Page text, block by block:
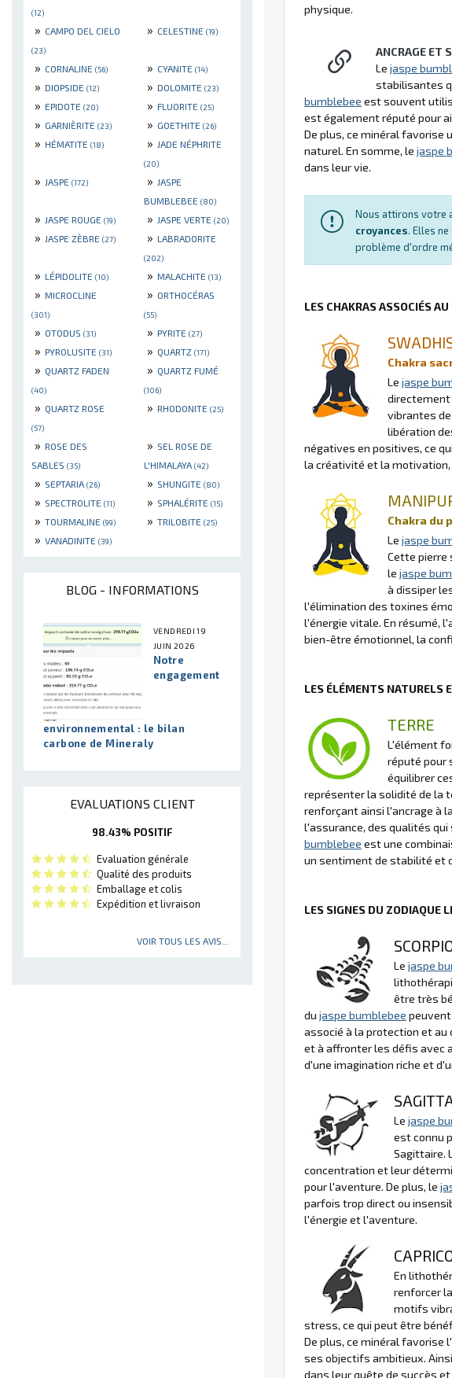
(12)
» CAMPO DEL CIELO
(23)
» CELESTINE (19)
» CORNALINE (56) » CYANITE (14)
» DIOPSIDE (12) » DOLOMITE (23)
» EPIDOTE (20) » FLUORITE (25)
» GARNIÈRITE (23) » GOETHITE (26)
» HÉMATITE (18) » JADE NÉPHRITE
(20)
» JASPE (172) » JASPE
BUMBLEBEE (80)
» JASPE ROUGE (19) » JASPE VERTE (20)
» JASPE ZÈBRE (27) » LABRADORITE
(202)
» LÉPIDOLITE (10) » MALACHITE (13)
» MICROCLINE
(301)
» ORTHOCÉRAS
(55)
» OTODUS (31) » PYRITE (27)
» PYROLUSITE (31) » QUARTZ (171)
» QUARTZ FADEN
(40)
» QUARTZ FUMÉ
(106)
» QUARTZ ROSE
(57)
» RHODONITE (25)
» ROSE DES
SABLES (35)
» SEL ROSE DE
L'HIMALAYA (42)
» SEPTARIA (26) » SHUNGITE (80)
» SPECTROLITE (11) » SPHALÉRITE (15)
» TOURMALINE (99) » TRILOBITE (25)
» VANADINITE (39)
BLOG - INFORMATIONS
VENDREDI 19
JUIN 2026
Notre
engagement
environnemental : le bilan
carbone de Mineraly
EVALUATIONS CLIENT
98.43% POSITIF
Evaluation générale
Qualité des produits
Emballage et colis
Expédition et livraison
VOIR TOUS LES AVIS...
physique.
ANCRAGE ET
Le jaspe
stabilisantes
bumblebee est souvent
est également réputé pour
De plus, ce minéral favorise
naturel. En somme, le jaspe
dans leur vie.
Nous attirons votre
croyances. Elles
problème d'ordre
LES CHAKRAS ASSOCIÉS
Chakra
Le jaspe
directement
vibrantes de
libération
négatives en positives, ce
la créativité et la motivation,
Chakra du
Le jaspe
Cette pierre
le jaspe
à dissiper
l'élimination des toxines
l'énergie vitale. En résumé,
bien-être émotionnel, la
LES ÉLÉMENTS NATURELS
TERRE
L'élément
réputé pour
équilibrer
représenter la solidité de la
renforçant ainsi l'ancrage à
l'assurance, des qualités
bumblebee est une
un sentiment de stabilité et
LES SIGNES DU ZODIAQUE
Le jaspe
être très
du jaspe bumblebee
associé à la protection et au
et à affronter les défis avec
d'une imagination riche et
Le jaspe
est connu
Sagittaire.
concentration et leur
pour l'aventure. De plus, le
parfois trop direct ou
l'énergie et l'aventure.
En
renforcer
motifs
stress, ce qui peut être
De plus, ce minéral favorise
ses objectifs ambitieux.
dans leur quête de succès